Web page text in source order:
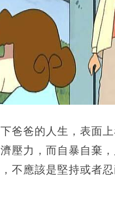
爸爸的人生，表面
壓力，而自暴自棄
不應該是堅持或者